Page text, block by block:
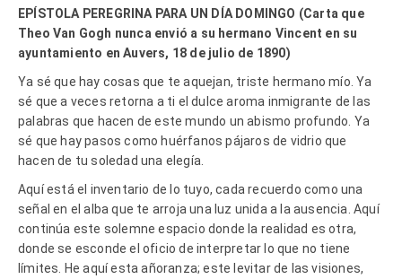
EPÍSTOLA PEREGRINA PARA UN DÍA DOMINGO (Carta que
Theo Van Gogh nunca envió a su hermano Vincent en su
ayuntamiento en Auvers, 18 de julio de 1890)
Ya sé que hay cosas que te aquejan, triste hermano mío. Ya
sé que a veces retorna a ti el dulce aroma inmigrante de las
palabras que hacen de este mundo un abismo profundo. Ya
sé que hay pasos como huérfanos pájaros de vidrio que
hacen de tu soledad una elegía.
Aquí está el inventario de lo tuyo, cada recuerdo como una
señal en el alba que te arroja una luz unida a la ausencia. Aquí
continúa este solemne espacio donde la realidad es otra,
donde se esconde el oficio de interpretar lo que no tiene
límites. He aquí esta añoranza; este levitar de las visiones,